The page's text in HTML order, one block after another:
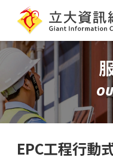
EPC工程行動